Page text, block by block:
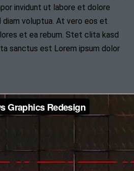
invidunt ut labore et dolore
diam voluptua. At vero eos et
et ea rebum. Stet clita kasd
sanctus est Lorem ipsum dolor